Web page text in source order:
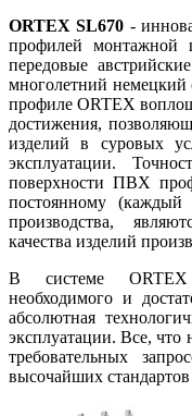
ORTEX SL670 -
профилей
передовые
многолетний
профиле ORTEX
достижения,
изделий в суровых
эксплуатации.
поверхности ПВХ
постоянному
производства,
качества изделий
В системе
необходимого и
абсолютная
эксплуатации. Все, что
требовательных
высочайших стандартов